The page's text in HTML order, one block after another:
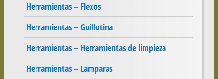
Herramientas – Flexos
Herramientas – Guillotina
Herramientas – Herramientas de limpieza
Herramientas – Lamparas